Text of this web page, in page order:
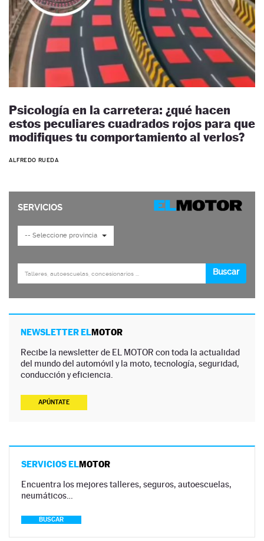
Psicología en la carretera: ¿qué hacen
estos peculiares cuadrados rojos para que
modifiques tu comportamiento al verlos?
ALFREDO RUEDA
NEWSLETTER ELMOTOR
Recibe la newsletter de EL MOTOR con toda la actualidad
del mundo del automóvil y la moto, tecnología, seguridad,
conducción y eficiencia.
APÚNTATE
SERVICIOS ELMOTOR
Encuentra los mejores talleres, seguros, autoescuelas,
neumáticos…
BUSCAR